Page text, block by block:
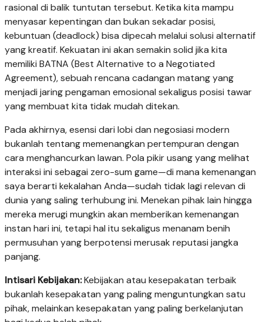
rasional di balik tuntutan tersebut. Ketika kita mampu
menyasar kepentingan dan bukan sekadar posisi,
kebuntuan (deadlock) bisa dipecah melalui solusi alternatif
yang kreatif. Kekuatan ini akan semakin solid jika kita
memiliki BATNA (Best Alternative to a Negotiated
Agreement), sebuah rencana cadangan matang yang
menjadi jaring pengaman emosional sekaligus posisi tawar
yang membuat kita tidak mudah ditekan.
Pada akhirnya, esensi dari lobi dan negosiasi modern
bukanlah tentang memenangkan pertempuran dengan
cara menghancurkan lawan. Pola pikir usang yang melihat
interaksi ini sebagai zero-sum game—di mana kemenangan
saya berarti kekalahan Anda—sudah tidak lagi relevan di
dunia yang saling terhubung ini. Menekan pihak lain hingga
mereka merugi mungkin akan memberikan kemenangan
instan hari ini, tetapi hal itu sekaligus menanam benih
permusuhan yang berpotensi merusak reputasi jangka
panjang.
Intisari Kebijakan:Kebijakan atau kesepakatan terbaik
bukanlah kesepakatan yang paling menguntungkan satu
pihak, melainkan kesepakatan yang paling berkelanjutan